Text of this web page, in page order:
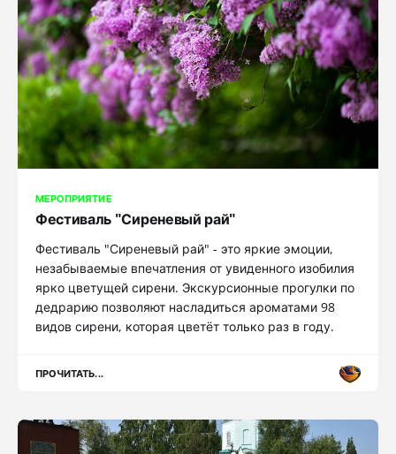
МЕРОПРИЯТИЕ
Фестиваль "Сиреневый рай"
Фестиваль "Сиреневый рай" - это яркие эмоции,
незабываемые впечатления от увиденного изобилия
ярко цветущей сирени. Экскурсионные прогулки по
дедрарию позволяют насладиться ароматами 98
видов сирени, которая цветёт только раз в году.
ПРОЧИТАТЬ...